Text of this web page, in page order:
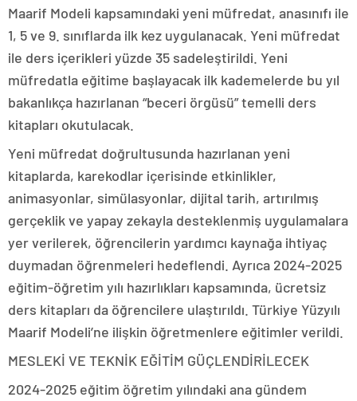
Maarif Modeli kapsamındaki yeni müfredat, anasınıfı ile
1, 5 ve 9. sınıflarda ilk kez uygulanacak. Yeni müfredat
ile ders içerikleri yüzde 35 sadeleştirildi. Yeni
müfredatla eğitime başlayacak ilk kademelerde bu yıl
bakanlıkça hazırlanan “beceri örgüsü” temelli ders
kitapları okutulacak.
Yeni müfredat doğrultusunda hazırlanan yeni
kitaplarda, karekodlar içerisinde etkinlikler,
animasyonlar, simülasyonlar, dijital tarih, artırılmış
gerçeklik ve yapay zekayla desteklenmiş uygulamalara
yer verilerek, öğrencilerin yardımcı kaynağa ihtiyaç
duymadan öğrenmeleri hedeflendi. Ayrıca 2024-2025
eğitim-öğretim yılı hazırlıkları kapsamında, ücretsiz
ders kitapları da öğrencilere ulaştırıldı. Türkiye Yüzyılı
Maarif Modeli’ne ilişkin öğretmenlere eğitimler verildi.
MESLEKİ VE TEKNİK EĞİTİM GÜÇLENDİRİLECEK
2024-2025 eğitim öğretim yılındaki ana gündem